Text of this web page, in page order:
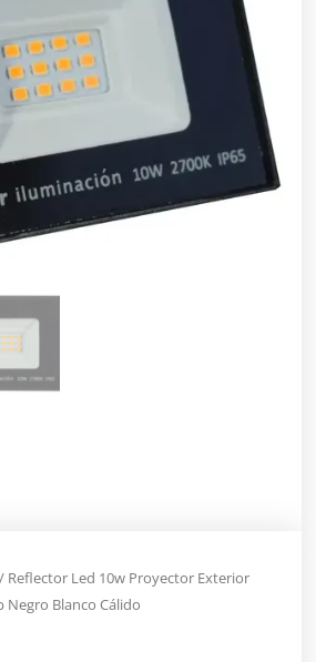
/ Reflector Led 10w Proyector Exterior
Negro Blanco Cálido